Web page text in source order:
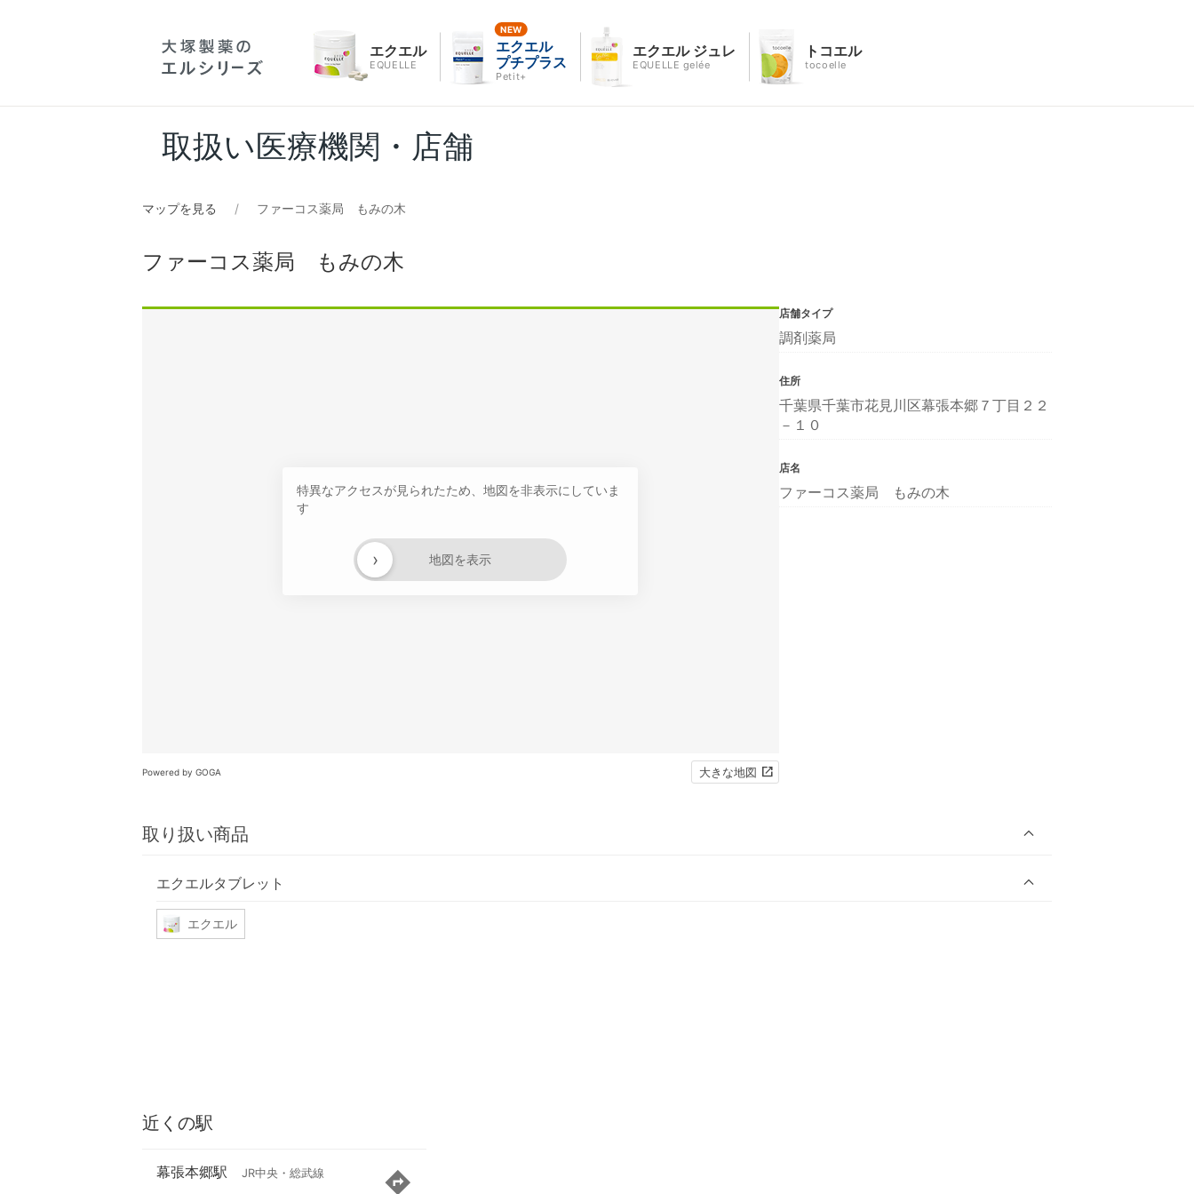
エクエル
EQUELLE
エクエル
プチプラス
Petit+
エクエル ジュレ
EQUELLE gelée
トコエル
tocoelle
取扱い医療機関・店舗
マップを見る ファーコス薬局 もみの木
ファーコス薬局 もみの木
特異なアクセスが見られたため、地図を非表示にしていま
す
地図を表示
›
Powered by GOGA 大きな地図
取り扱い商品
エクエルタブレット
エクエル
店舗タイプ
調剤薬局
住所
千葉県千葉市花見川区幕張本郷７丁目２２
－１０
店名
ファーコス薬局 もみの木
近くの駅
幕張本郷駅 JR中央・総武線